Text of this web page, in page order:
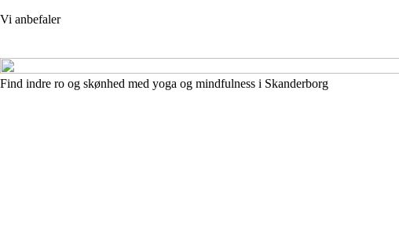
Vi anbefaler
Find indre ro og skønhed med yoga og mindfulness i Skanderborg